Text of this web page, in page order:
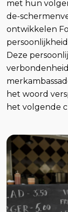
met hun
de-
ontwikkelen
Deze
het woord
het volgende